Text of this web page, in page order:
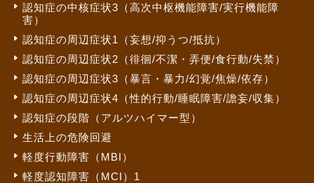
認知症の中核症状3（高次中枢機能障害/実行機能障
害）
認知症の周辺症状1（妄想/抑うつ/抵抗）
認知症の周辺症状2（徘徊/不潔・弄便/食行動/失禁）
認知症の周辺症状3（暴言・暴力/幻覚/焦燥/依存）
認知症の周辺症状4（性的行動/睡眠障害/譫妄/収集）
認知症の段階（アルツハイマー型）
生活上の危険回避
軽度行動障害（MBI）
軽度認知障害（MCI）1